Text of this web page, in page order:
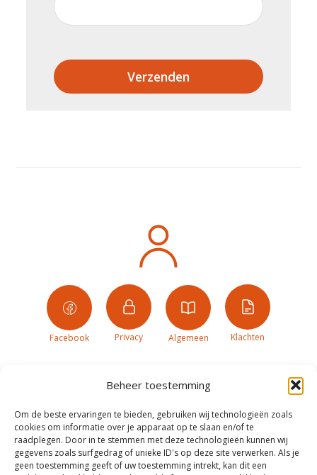
Beheer toestemming
Om de beste ervaringen te bieden, gebruiken wij technologieën zoals
cookies om informatie over je apparaat op te slaan en/of te
raadplegen. Door in te stemmen met deze technologieën kunnen wij
gegevens zoals surfgedrag of unieke ID's op deze site verwerken. Als je
geen toestemming geeft of uw toestemming intrekt, kan dit een
Verzenden
Facebook Privacy Algemeen Klachten